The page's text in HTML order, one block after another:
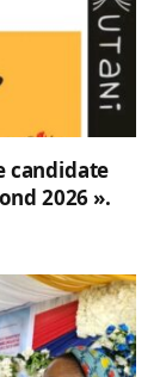
candidate
2026 ».